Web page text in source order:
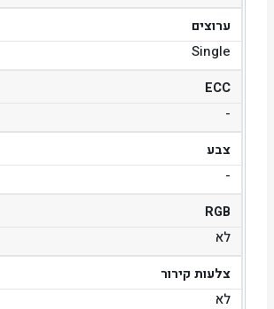
ערוצים
Single
ECC
-
צבע
-
RGB
לא
צלעות קירור
לא